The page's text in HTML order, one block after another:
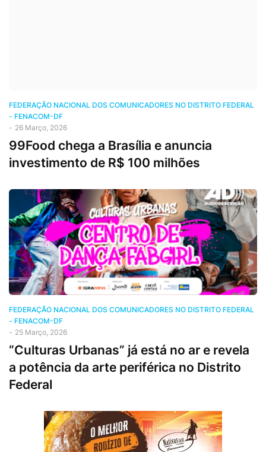
FEDERAÇÃO NACIONAL DOS COMUNICADORES NO DISTRITO FEDERAL
- FENACOM-DF
- 26 Março, 2026
99Food chega a Brasília e anuncia
investimento de R$ 100 milhões
FEDERAÇÃO NACIONAL DOS COMUNICADORES NO DISTRITO FEDERAL
- FENACOM-DF
- 25 Março, 2026
“Culturas Urbanas” já está no ar e revela
a potência da arte periférica no Distrito
Federal